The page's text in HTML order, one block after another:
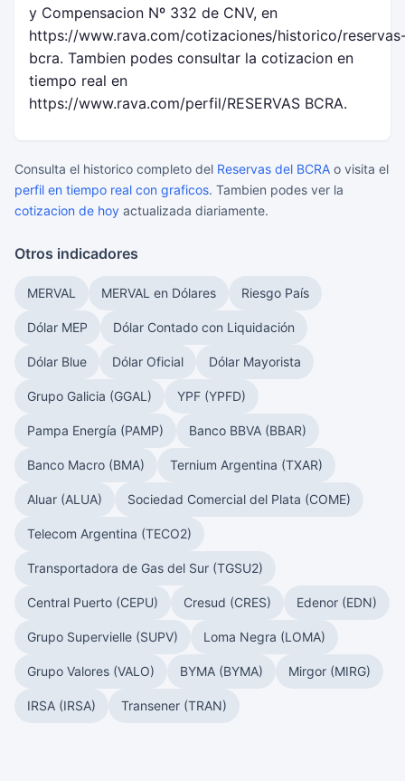
y Compensacion Nº 332 de CNV, en
https://www.rava.com/cotizaciones/historico/
bcra. Tambien podes consultar la cotizacion en
tiempo real en
https://www.rava.com/perfil/RESERVAS BCRA.
Consulta el historico completo del Reservas del BCRA o visita el
perfil en tiempo real con graficos. Tambien podes ver la
cotizacion de hoy actualizada diariamente.
Otros indicadores
MERVAL MERVAL en Dólares Riesgo País
Dólar MEP Dólar Contado con Liquidación
Dólar Blue Dólar Oficial Dólar Mayorista
Grupo Galicia (GGAL) YPF (YPFD)
Pampa Energía (PAMP) Banco BBVA (BBAR)
Banco Macro (BMA) Ternium Argentina (TXAR)
Aluar (ALUA) Sociedad Comercial del Plata (COME)
Telecom Argentina (TECO2)
Transportadora de Gas del Sur (TGSU2)
Central Puerto (CEPU) Cresud (CRES) Edenor (EDN)
Grupo Supervielle (SUPV) Loma Negra (LOMA)
Grupo Valores (VALO) BYMA (BYMA) Mirgor (MIRG)
IRSA (IRSA) Transener (TRAN)